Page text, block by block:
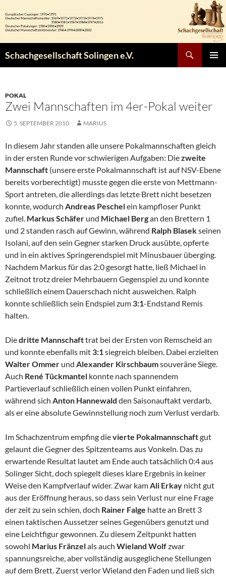
Inhalt
springen
Schachgesellschaft Solingen e.V.
POKAL
Zwei Mannschaften im 4er-Pokal weiter
5. SEPTEMBER 2010 MARIUS
In diesem Jahr standen alle unsere Pokalmannschaften gleich
in der ersten Runde vor schwierigen Aufgaben: Diezweite
Mannschaft (unsere erste Pokalmannschaft ist auf NSV-Ebene
bereits vorberechtigt) musste gegen die erste von Mettmann-
Sport antreten, die allerdings das letzte Brett nicht besetzen
konnte, wodurch Andreas Peschelein kampfloser Punkt
zufiel. Markus Schäfer und Michael Bergan den Brettern 1
und 2 standen rasch auf Gewinn, während Ralph Blasekseinen
Isolani, auf den sein Gegner starken Druck ausübte, opferte
und in ein aktives Springerendspiel mit Minusbauer überging.
Nachdem Markus für das 2:0 gesorgt hatte, ließ Michael in
Zeitnot trotz dreier Mehrbauern Gegenspiel zu und konnte
schließlich einem Dauerschach nicht ausweichen. Ralph
konnte schließlich sein Endspiel zum 3:1-Endstand Remis
halten.
Diedritte Mannschafttrat bei der Ersten von Remscheid an
und konnte ebenfalls mit 3:1siegreich bleiben. Dabei erzielten
Walter Ommer und Alexander Kirschbaumsouveräne Siege.
Auch René Tückmantel konnte nach spannendem
Partieverlauf schließlich einen vollen Punkt einfahren,
während sich Anton Hannewald den Saisonauftakt verdarb,
als er eine absolute Gewinnstellung noch zum Verlust verdarb.
Im Schachzentrum empfing dievierte Pokalmannschaftgut
gelaunt die Gegner des Spitzenteams aus Vonkeln. Das zu
erwartende Resultat lautet am Ende auch tatsächlich 0:4 aus
Solinger Sicht, doch spiegelt dieses klare Ergebnis in keiner
Weise den Kampfverlauf wider. Zwar kamAli Erkay nicht gut
aus der Eröffnung heraus, so dass sein Verlust nur eine Frage
der zeit zu sein schien, doch Rainer Falge hatte an Brett 3
einen taktischen Aussetzer seines Gegenübers genutzt und
eine Leichtfigur gewonnen. Zu diesem Zeitpunkt hatten
sowohl Marius Fränzelals auch Wieland Wolfzwar
spannungsreiche, aber vollständig ausgeglichene Stellungen
auf dem Brett. Zuerst verlor Wieland den Faden und ließ sich